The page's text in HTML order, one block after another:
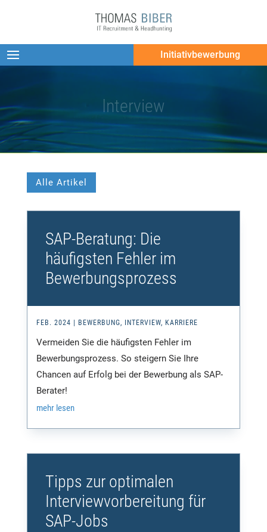
Initiativbewerbung
Interview
Alle Artikel
SAP-Beratung: Die
häufigsten Fehler im
Bewerbungsprozess
FEB. 2024 BEWERBUNG, INTERVIEW, KARRIERE
Vermeiden Sie die häufigsten Fehler im
Bewerbungsprozess. So steigern Sie Ihre
Chancen auf Erfolg bei der Bewerbung als SAP-
Berater!
mehr lesen
Tipps zur optimalen
Interviewvorbereitung für
SAP-Jobs